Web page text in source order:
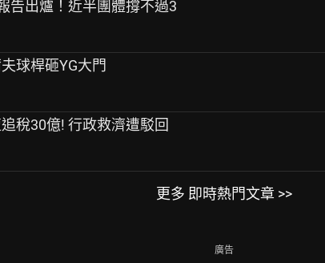
告出爐！近半團體撐不過3
球桿砸YG大門
稅30億! 行政救濟遭駁回
更多 即時熱門文章 >>
廣告